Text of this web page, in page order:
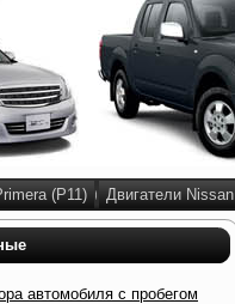
(P11) Двигатели Nissan
автомобиля с пробегом